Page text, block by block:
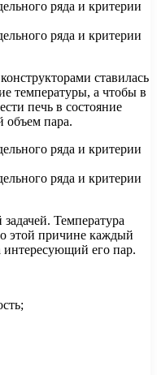
ставилась
температуры, а чтобы в
печь в состояние
объем пара.
Температура
этой причине каждый
интересующий его пар.